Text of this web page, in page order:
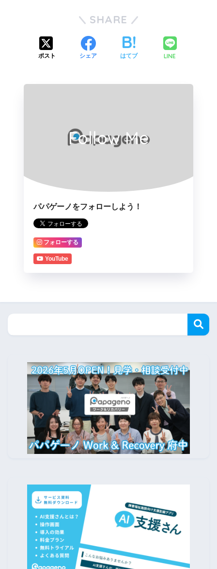
SHARE
ポスト シェア はてブ LINE
Follow Me
パパゲーノをフォローしよう！
フォローする
YouTube